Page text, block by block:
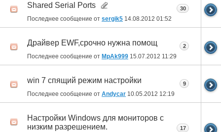
Shared Serial Ports
Последнее сообщение от sergik5 14.08.2012 01:52
30
Драйвер EWF,срочно нужна помощ
Последнее сообщение от MpAk999 15.07.2012 11:29
2
win 7 спящий режим настройки
Последнее сообщение от Andycar 10.05.2012 12:19
9
Настройки Windows для мониторов с
низким разрешением.
17